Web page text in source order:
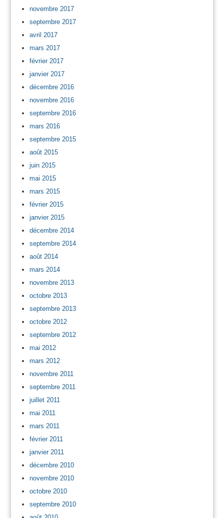
novembre 2017
septembre 2017
avril 2017
mars 2017
février 2017
janvier 2017
décembre 2016
novembre 2016
septembre 2016
mars 2016
septembre 2015
août 2015
juin 2015
mai 2015
mars 2015
février 2015
janvier 2015
décembre 2014
septembre 2014
août 2014
mars 2014
novembre 2013
octobre 2013
septembre 2013
octobre 2012
septembre 2012
mai 2012
mars 2012
novembre 2011
septembre 2011
juillet 2011
mai 2011
mars 2011
février 2011
janvier 2011
décembre 2010
novembre 2010
octobre 2010
septembre 2010